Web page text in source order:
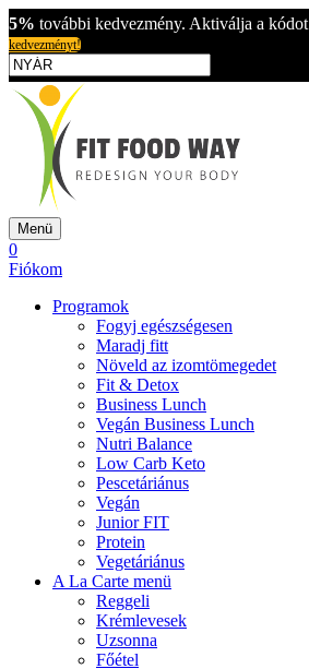
5% további kedvezmény. Aktiválja a kódot
kedvezményt!
Menü
0
Fiókom
Programok
Fogyj egészségesen
Maradj fitt
Növeld az izomtömegedet
Fit & Detox
Business Lunch
Vegán Business Lunch
Nutri Balance
Low Carb Keto
Pescetáriánus
Vegán
Junior FIT
Protein
Vegetáriánus
A La Carte menü
Reggeli
Krémlevesek
Uzsonna
Főétel